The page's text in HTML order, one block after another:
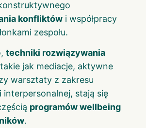
konfliktów i współpracy
zespołu.
techniki rozwiązywania
takie jak mediacje, aktywne
warsztaty z zakresu
interpersonalnej, stają się
programów wellbeing
.